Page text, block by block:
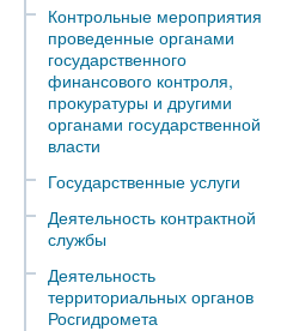
Контрольные мероприятия
проведенные органами
государственного
финансового контроля,
прокуратуры и другими
органами государственной
власти
Государственные услуги
Деятельность контрактной
службы
Деятельность
территориальных органов
Росгидромета